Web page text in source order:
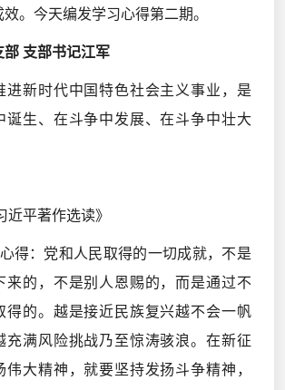
。今天编发学习心得第二期。
部 支部书记江军
进新时代中国特色社会主义事业，是
诞生、在斗争中发展、在斗争中壮大
平著作选读》
：党和人民取得的一切成就，不是
来的，不是别人恩赐的，而是通过不
得的。越是接近民族复兴越不会一帆
充满风险挑战乃至惊涛骇浪。在新征
伟大精神，就要坚持发扬斗争精神，